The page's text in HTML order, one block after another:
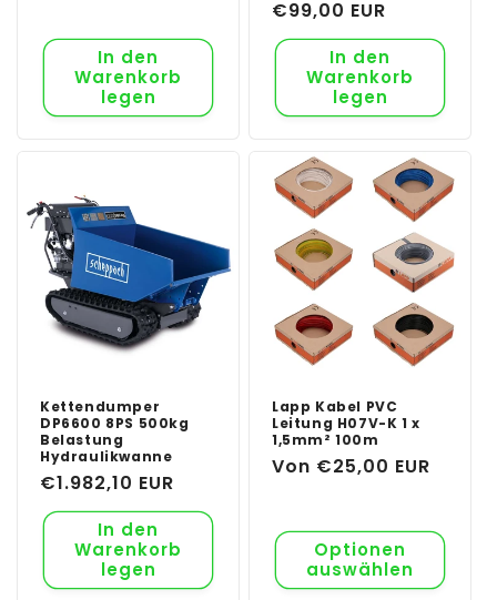
In den
Warenkorb
legen
Preis
€99,00 EUR
In den
Warenkorb
legen
Kettendumper
DP6600 8PS 500kg
Belastung
Hydraulikwanne
Normaler
Preis
€1.982,10 EUR
In den
Warenkorb
legen
Lapp Kabel PVC
Leitung H07V-K 1 x
1,5mm² 100m
Normaler
Von €25,00 EUR
Optionen
auswählen